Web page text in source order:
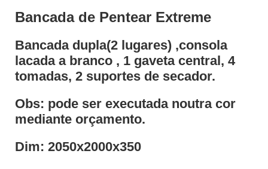
Bancada de Pentear Extreme
Bancada dupla(2 lugares) ,consola
lacada a branco , 1 gaveta central, 4
tomadas, 2 suportes de secador.
Obs: pode ser executada noutra cor
mediante orçamento.
Dim: 2050x2000x350